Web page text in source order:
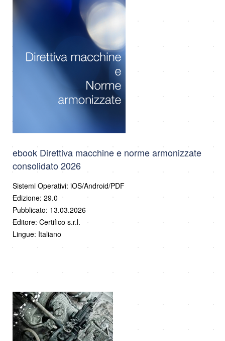
ebook Direttiva macchine e norme armonizzate
consolidato 2026
Sistemi Operativi: iOS/Android/PDF
Edizione: 29.0
Pubblicato: 13.03.2026
Editore: Certifico s.r.l.
Lingue: Italiano